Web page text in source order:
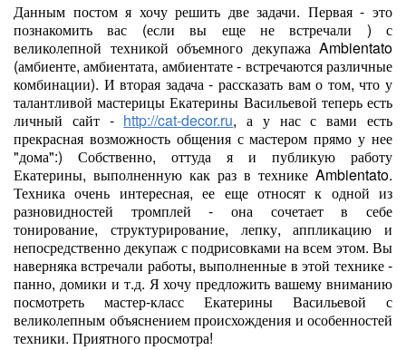
Данным постом я хочу решить две задачи. Первая - это
познакомить вас (если вы еще не встречали ) с
великолепной техникой объемного декупажа Ambientato
(амбиенте, амбиентата, амбиентате - встречаются различные
комбинации). И вторая задача - рассказать вам о том, что у
талантливой мастерицы Екатерины Васильевой теперь есть
личный сайт - http://cat-decor.ru, а у нас с вами есть
прекрасная возможность общения с мастером прямо у нее
"дома":) Собственно, оттуда я и публикую работу
Екатерины, выполненную как раз в технике Ambientato.
Техника очень интересная, ее еще относят к одной из
разновидностей тромплей - она сочетает в себе
тонирование, структурирование, лепку, аппликацию и
непосредственно декупаж с подрисовками на всем этом. Вы
наверняка встречали работы, выполненные в этой технике -
панно, домики и т.д. Я хочу предложить вашему вниманию
посмотреть мастер-класс Екатерины Васильевой с
великолепным объяснением происхождения и особенностей
техники. Приятного просмотра!